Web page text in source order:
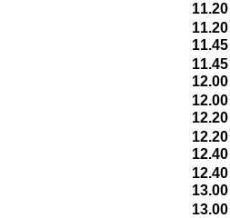
11.20
11.45
12.00
12.20
12.40
13.00